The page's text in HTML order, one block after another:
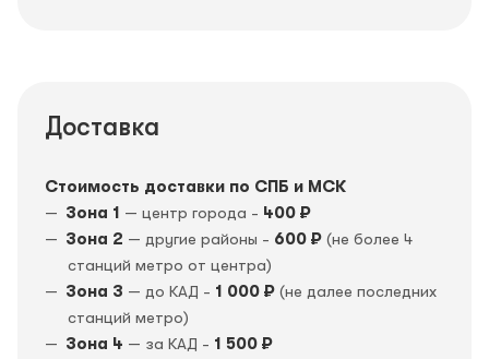
Доставка
Стоимость доставки по СПБ и МСК
Зона 1 — центр города - 400 ₽
Зона 2 — другие районы - 600 ₽ (не более 4
станций метро от центра)
Зона 3 — до КАД - 1 000 ₽ (не далее последних
станций метро)
Зона 4 — за КАД - 1 500 ₽